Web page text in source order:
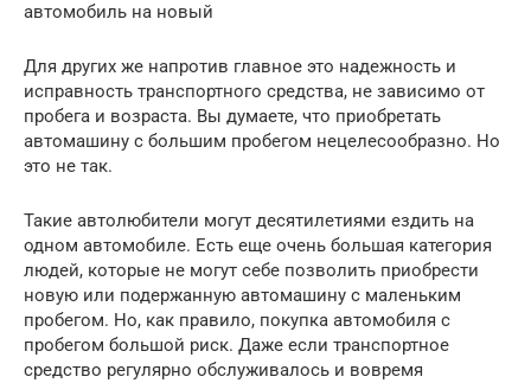
автомобиль на новый
Для других же напротив главное это надежность и
исправность транспортного средства, не зависимо от
пробега и возраста. Вы думаете, что приобретать
автомашину с большим пробегом нецелесообразно. Но
это не так.
Такие автолюбители могут десятилетиями ездить на
одном автомобиле. Есть еще очень большая категория
людей, которые не могут себе позволить приобрести
новую или подержанную автомашину с маленьким
пробегом. Но, как правило, покупка автомобиля с
пробегом большой риск. Даже если транспортное
средство регулярно обслуживалось и вовремя